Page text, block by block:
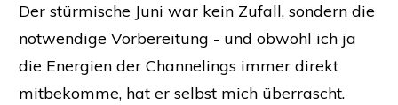
Der stürmische Juni war kein Zufall, sondern die
notwendige Vorbereitung - und obwohl ich ja
die Energien der Channelings immer direkt
mitbekomme, hat er selbst mich überrascht.